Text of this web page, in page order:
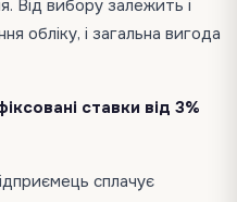
Від вибору залежить і
обліку, і загальна вигода
ставки від 3%
сплачує